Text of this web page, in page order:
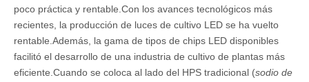
poco práctica y rentable.Con los avances tecnológicos más
recientes, la producción de luces de cultivo LED se ha vuelto
rentable.Además, la gama de tipos de chips LED disponibles
facilitó el desarrollo de una industria de cultivo de plantas más
eficiente.Cuando se coloca al lado del HPS tradicional (sodio de